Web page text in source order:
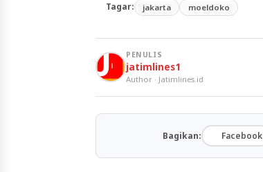
Tagar: jakarta moeldoko
PENULIS
jatimlines1
Author · Jatimlines.id
Bagikan: Facebook